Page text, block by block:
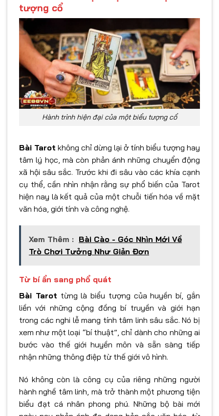
tượng cổ
Hành trình hiện đại của một biểu tượng cổ
Bài Tarot không chỉ dừng lại ở tính biểu tượng hay
tâm lý học, mà còn phản ánh những chuyển động
xã hội sâu sắc. Trước khi đi sâu vào các khía cạnh
cụ thể, cần nhìn nhận rằng sự phổ biến của Tarot
hiện nay là kết quả của một chuỗi tiến hóa về mặt
văn hóa, giới tính và công nghệ.
Xem Thêm : Bài Cào - Góc Nhìn Mới Về
Trò Chơi Tưởng Như Giản Đơn
Từ bí ẩn sang phổ quát
Bài Tarot từng là biểu tượng của huyền bí, gắn
liền với những cộng đồng bí truyền và giới hạn
trong các nghi lễ mang tính tâm linh sâu sắc. Nó bị
xem như một loại “bí thuật”, chỉ dành cho những ai
bước vào thế giới huyền môn và sẵn sàng tiếp
nhận những thông điệp từ thế giới vô hình.
Nó không còn là công cụ của riêng những người
hành nghề tâm linh, mà trở thành một phương tiện
biểu đạt cá nhân phong phú. Những bộ bài mới